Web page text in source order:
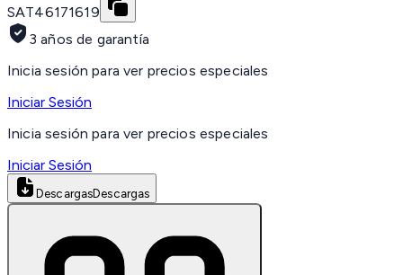
SAT46171619
3 años de garantía
Inicia sesión para ver precios especiales
Iniciar Sesión
Inicia sesión para ver precios especiales
Iniciar Sesión
DescargasDescargas